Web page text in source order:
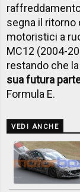
segna il ritorno
motoristici a
MC12 (2004-
restando che
sua futura
Formula E.
VEDI ANCHE